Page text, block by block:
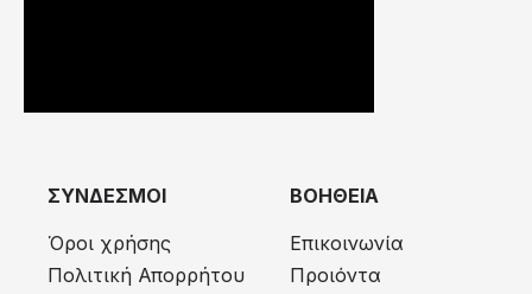
ΣΥΝΔΕΣΜΟΙ
Όροι χρήσης
Πολιτική Απορρήτου
ΒΟΗΘΕΙΑ
Επικοινωνία
Προιόντα